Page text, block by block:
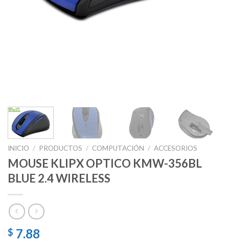
INICIO / PRODUCTOS / COMPUTACIÓN / ACCESORIOS
MOUSE KLIPX OPTICO KMW-356BL
BLUE 2.4 WIRELESS
$ 7.88